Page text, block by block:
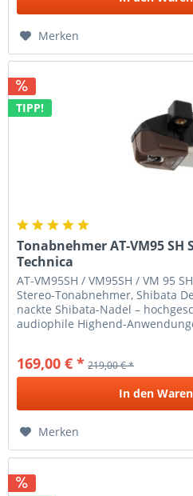
Merken
TIPP!
Tonabnehmer AT-VM95
Technica
AT-VM95SH / VM95SH / VM 95
Stereo-Tonabnehmer, Shibata
nackte Shibata-Nadel –
audiophile Highend-
169,00 € * 219,00 € *
In den
Merken